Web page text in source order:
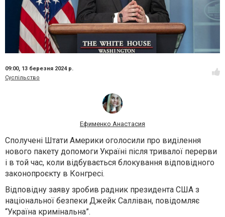
09:00, 13 березня 2024 р.
Суспільство
Ефименко Анастасия
Сполучені Штати Америки оголосили про виділення
нового пакету допомоги Україні після тривалої перерви
і в той час, коли відбувається блокування відповідного
законопроєкту в Конгресі.
Відповідну заяву зробив радник президента США з
національної безпеки Джейк Салліван, повідомляє
“Україна кримінальна”.